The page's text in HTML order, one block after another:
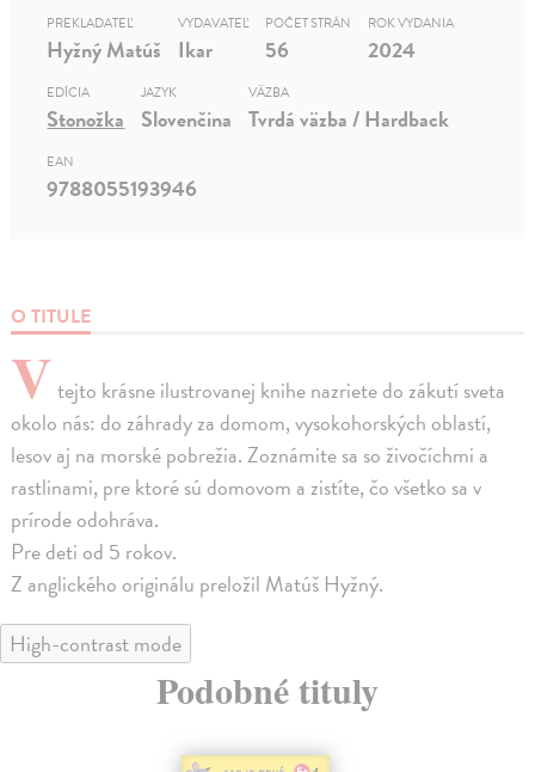
O TITULE
Vtejto krásne ilustrovanej knihe nazriete do zákutí sveta
okolo nás: do záhrady za domom, vysokohorských oblastí,
lesov aj na morské pobrežia. Zoznámite sa so živočíchmi a
rastlinami, pre ktoré sú domovom a zistíte, čo všetko sa v
prírode odohráva.
Pre deti od 5 rokov.
Z anglického originálu preložil Matúš Hyžný.
PREKLADATEĽ
Hyžný Matúš
VYDAVATEĽ
Ikar
POČET STRÁN
56
ROK VYDANIA
2024
EDÍCIA
Stonožka
JAZYK
Slovenčina
VÄZBA
Tvrdá väzba / Hardback
EAN
9788055193946
High-contrast mode
Podobné tituly